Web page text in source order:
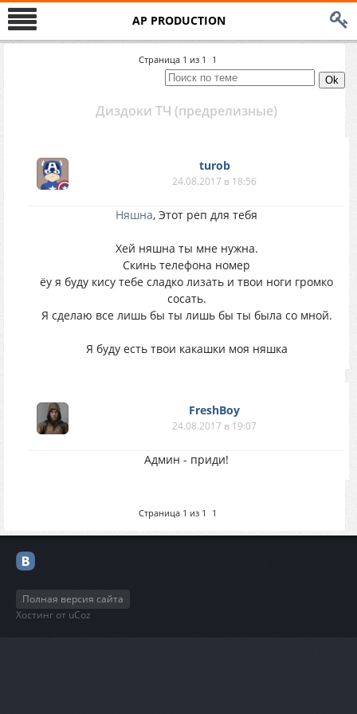
AP PRODUCTION
Страница 1 из 1 1
Диздоки ТЧ (предрелизные)
turоb
24.08.2017 в 18:56
Няшна, Этот реп для тебя
Хей няшна ты мне нужна.
Скинь телефона номер
ёу я буду кису тебе сладко лизать и твои ноги громко
сосать.
Я сделаю все лишь бы ты лишь бы ты была со мной.
Я буду есть твои какашки моя няшка
FreshBoy
24.08.2017 в 19:07
Админ - приди!
Страница 1 из 1 1
Полная версия сайта
Хостинг от uCoz